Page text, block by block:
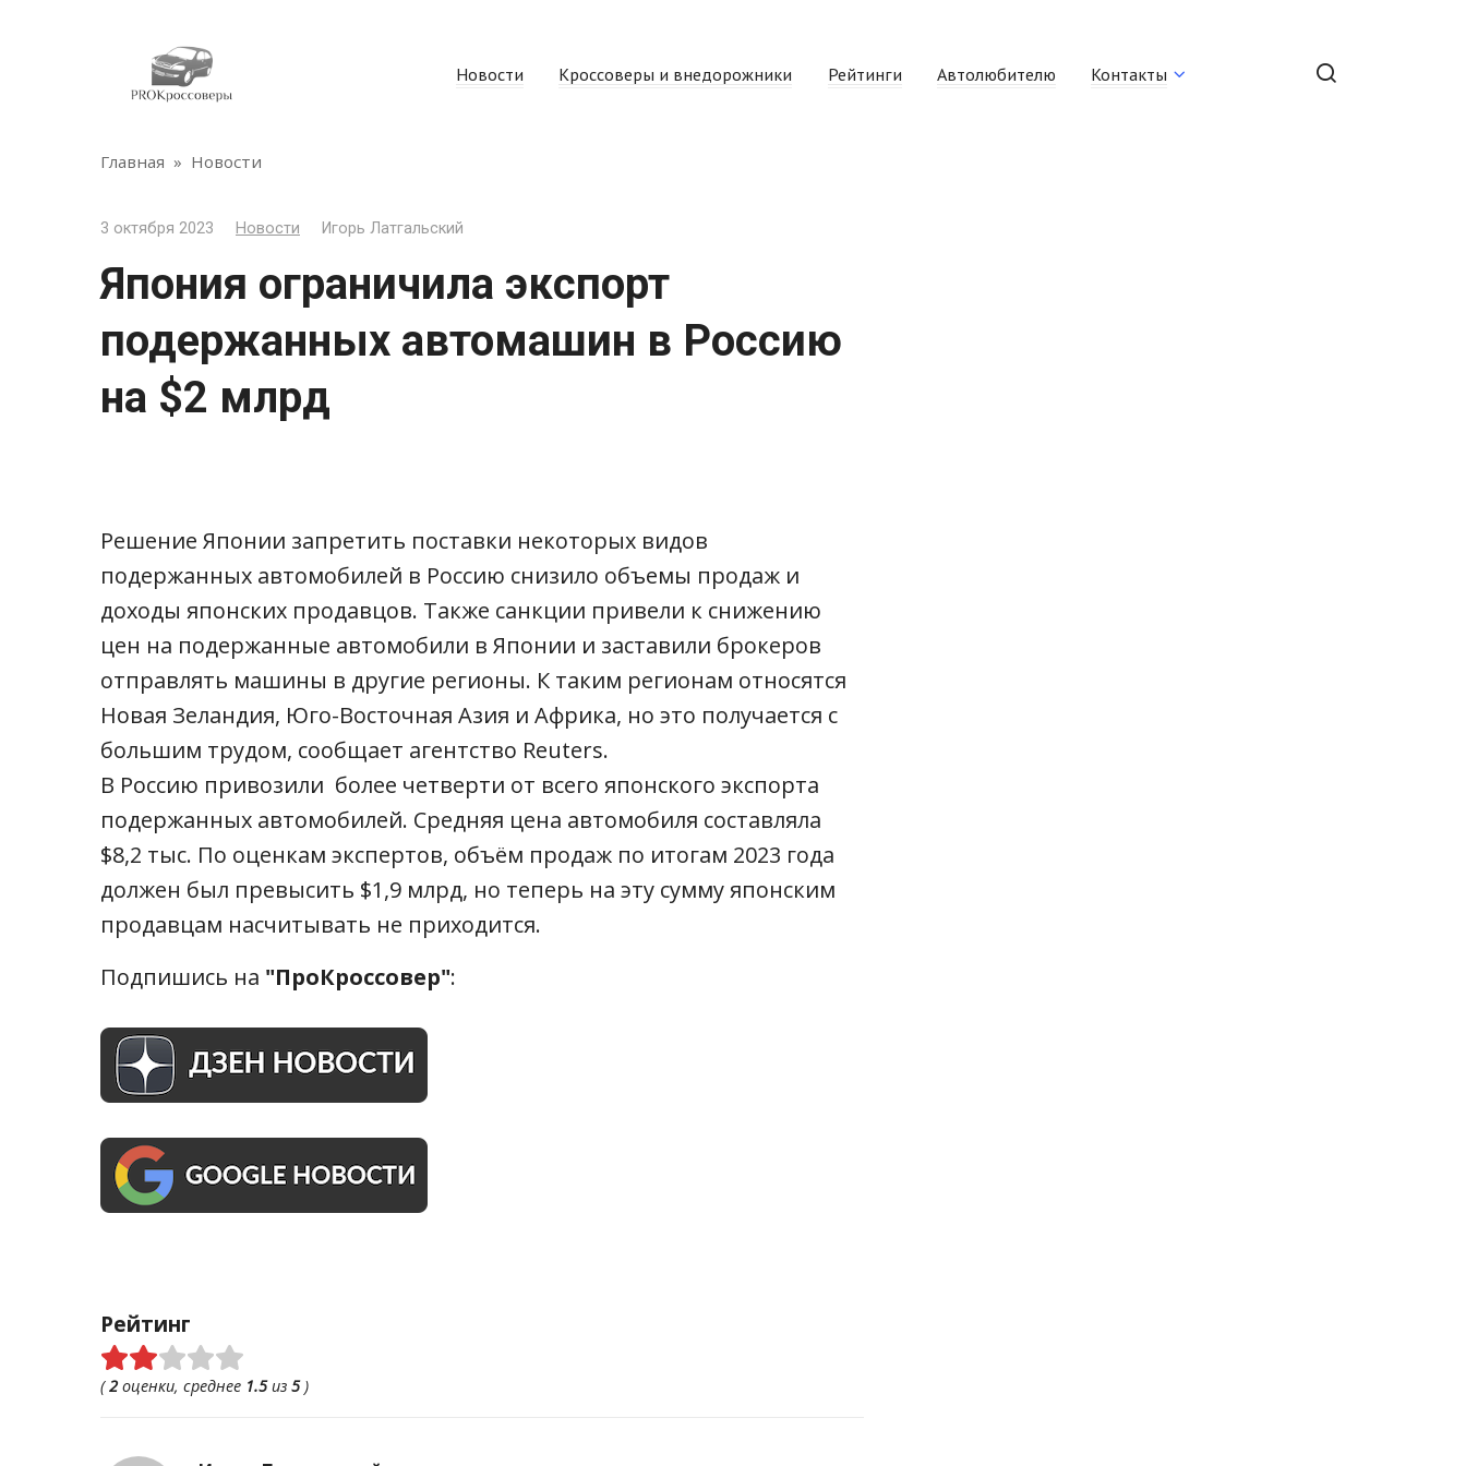
Новости Кроссоверы и внедорожники Рейтинги Автолюбителю Контакты
Главная » Новости
3 октября 2023 Новости Игорь Латгальский
Япония ограничила экспорт
подержанных автомашин в Россию
на $2 млрд
Решение Японии запретить поставки некоторых видов
подержанных автомобилей в Россию снизило объемы продаж и
доходы японских продавцов. Также санкции привели к снижению
цен на подержанные автомобили в Японии и заставили брокеров
отправлять машины в другие регионы. К таким регионам относятся
Новая Зеландия, Юго-Восточная Азия и Африка, но это получается с
большим трудом, сообщает агентство Reuters.
В Россию привозили более четверти от всего японского экспорта
подержанных автомобилей. Средняя цена автомобиля составляла
$8,2 тыс. По оценкам экспертов, объём продаж по итогам 2023 года
должен был превысить $1,9 млрд, но теперь на эту сумму японским
продавцам насчитывать не приходится.
Подпишись на "ПроКроссовер":
Рейтинг
(2 оценки, среднее 1.5из 5)